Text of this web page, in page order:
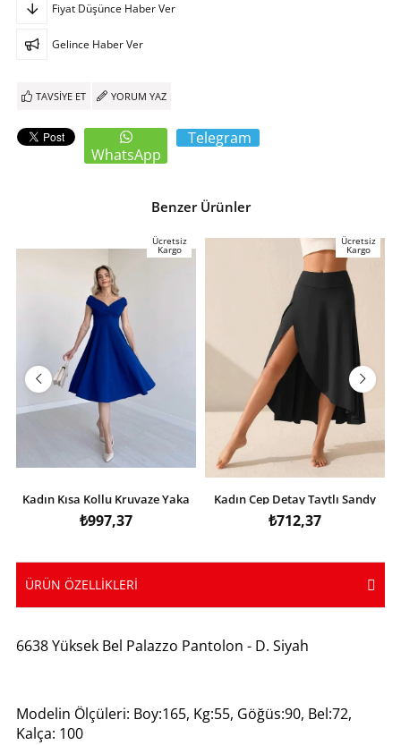
Fiyat Düşünce Haber Ver
Gelince Haber Ver
TAVSIYE ET YORUM YAZ
WhatsApp
Telegram
Benzer Ürünler
Ücretsiz
Kargo
Kadın Kısa Kollu Kruvaze Yaka
Eteği Volanlı Krep Elbise
₺997,37
Ücretsiz
Kargo
Kadın Cep Detay Taytlı Sandy
Etek
₺712,37
ÜRÜN ÖZELLIKLERI
6638 Yüksek Bel Palazzo Pantolon - D. Siyah
Modelin Ölçüleri: Boy:165, Kg:55, Göğüs:90, Bel:72,
Kalça: 100